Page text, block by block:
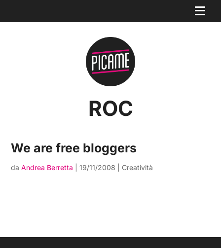
ROC
We are free bloggers
daAndrea Berretta |19/11/2008 Creatività